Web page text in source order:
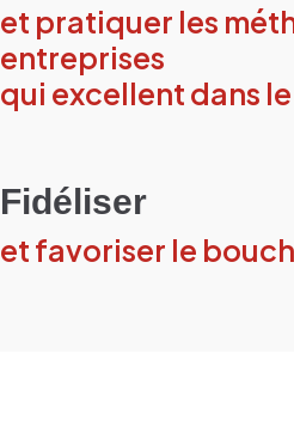
et pratiquer les
entreprises
qui excellent dans
Fidéliser
et favoriser le